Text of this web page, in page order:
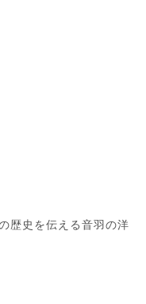
歴史を伝える音羽の洋